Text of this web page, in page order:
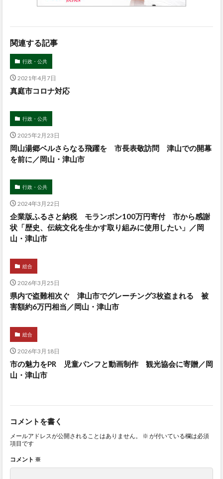
関連する記事
行政・公共
2021年4月7日
真庭市コロナ対応
行政・公共
2025年2月23日
岡山湯郷ベルさらなる飛躍を 市長表敬訪問 津山での開幕
を前に／岡山・津山市
行政・公共
2024年3月22日
企業版ふるさと納税 モランボン100万円寄付 市から感謝
状「歴史、伝統文化を生かす取り組みに使用したい」／岡
山・津山市
総合
2026年3月25日
県内で盗難相次ぐ 津山市でグレーチング3枚盗まれる 被
害額約6万円相当／岡山・津山市
総合
2026年3月18日
市の魅力をPR 児童パンフと動画制作 観光協会に寄贈／岡
山・津山市
コメントを書く
メールアドレスが公開されることはありません。 ※ が付いている欄は必須
項目です
コメント ※